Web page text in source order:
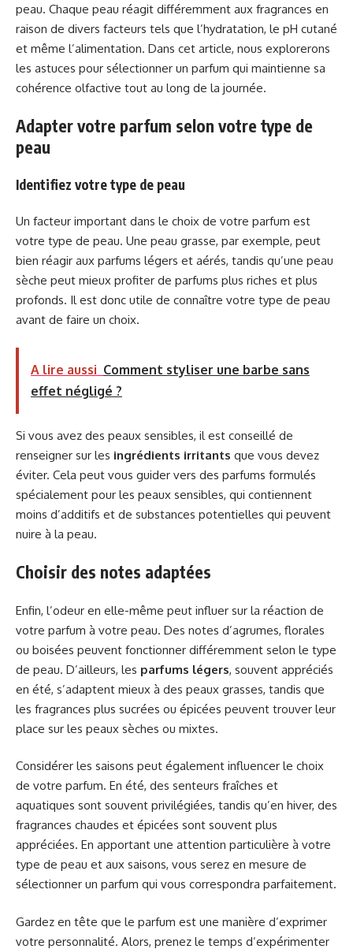
peau. Chaque peau réagit différemment aux fragrances en
raison de divers facteurs tels que l’hydratation, le pH cutané
et même l’alimentation. Dans cet article, nous explorerons
les astuces pour sélectionner un parfum qui maintienne sa
cohérence olfactive tout au long de la journée.
Adapter votre parfum selon votre type de
peau
Identifiez votre type de peau
Un facteur important dans le choix de votre parfum est
votre type de peau. Une peau grasse, par exemple, peut
bien réagir aux parfums légers et aérés, tandis qu’une peau
sèche peut mieux profiter de parfums plus riches et plus
profonds. Il est donc utile de connaître votre type de peau
avant de faire un choix.
A lire aussi Comment styliser une barbe sans
effet négligé ?
Si vous avez des peaux sensibles, il est conseillé de
renseigner sur les ingrédients irritants que vous devez
éviter. Cela peut vous guider vers des parfums formulés
spécialement pour les peaux sensibles, qui contiennent
moins d’additifs et de substances potentielles qui peuvent
nuire à la peau.
Choisir des notes adaptées
Enfin, l’odeur en elle-même peut influer sur la réaction de
votre parfum à votre peau. Des notes d’agrumes, florales
ou boisées peuvent fonctionner différemment selon le type
de peau. D’ailleurs, les parfums légers, souvent appréciés
en été, s’adaptent mieux à des peaux grasses, tandis que
les fragrances plus sucrées ou épicées peuvent trouver leur
place sur les peaux sèches ou mixtes.
Considérer les saisons peut également influencer le choix
de votre parfum. En été, des senteurs fraîches et
aquatiques sont souvent privilégiées, tandis qu’en hiver, des
fragrances chaudes et épicées sont souvent plus
appréciées. En apportant une attention particulière à votre
type de peau et aux saisons, vous serez en mesure de
sélectionner un parfum qui vous correspondra parfaitement.
Gardez en tête que le parfum est une manière d’exprimer
votre personnalité. Alors, prenez le temps d’expérimenter